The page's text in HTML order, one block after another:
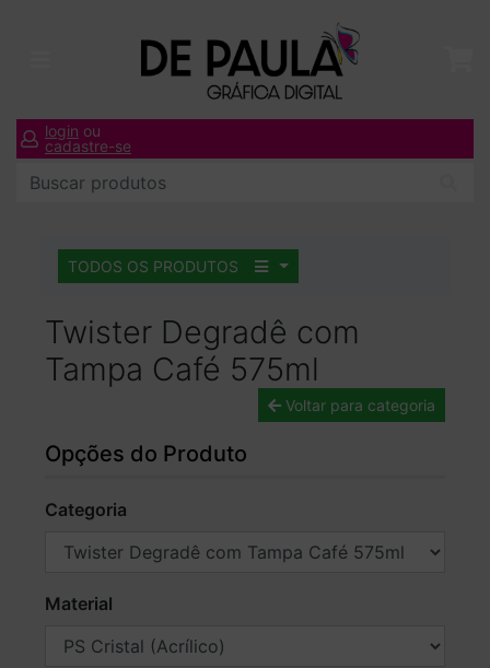
login ou
cadastre-se
TODOS OS PRODUTOS
Twister Degradê com
Tampa Café 575ml
Voltar para categoria
Opções do Produto
Categoria
Material